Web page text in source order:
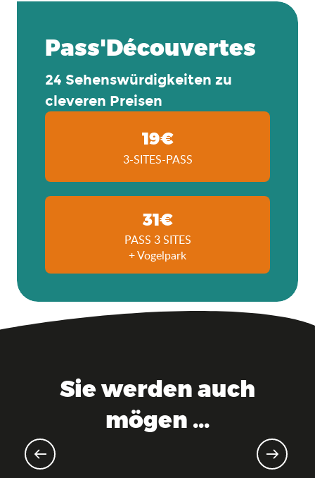
Pass'Découvertes
24 Sehenswürdigkeiten zu
cleveren Preisen
19€
3-SITES-PASS
31€
PASS 3 SITES
+ Vogelpark
Sie werden auch
mögen ...